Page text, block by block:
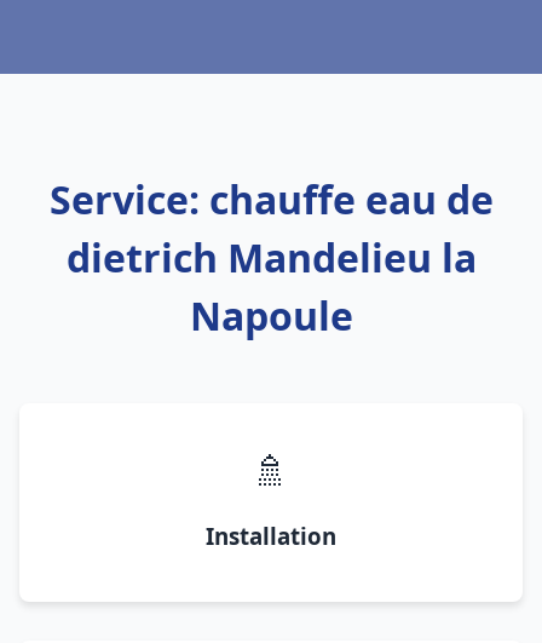
Service: chauffe eau de
dietrich Mandelieu la
Napoule
🚿
Installation